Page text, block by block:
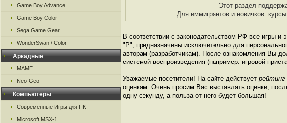
Game Boy Advance
Game Boy Color
Sega Game Gear
WonderSwan / Color
Аркадные
MAME
Neo-Geo
Компьютеры
Современные Игры для ПК
Microsoft MSX-1
Этот раздел
Для иммигрантов и новичков:
В соответствии с законодательством РФ все игры
"P", предназначены исключительно для
авторам (разработчикам). После ознакомления Вы
системой воспроизведения (например: игровой
Уважаемые посетители! На сайте действует рейтинг
оценкам. Очень просим Вас выставлять оценки,
одну секунду, а польза от него будет большая!